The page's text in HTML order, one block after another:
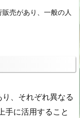
売があり、一般の人
、それぞれ異なる
手に活用すること